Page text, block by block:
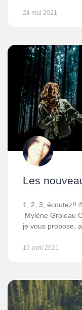
24 mai 2021
Les
1, 2, 3, écoutez!!
Mylène Groleau
je vous propose,
19 avril 2021